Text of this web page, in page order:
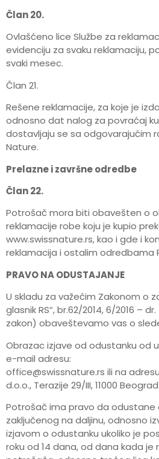
Član 20.
Ovlašćeno lice Službe za
evidenciju za svaku reklamaciju,
svaki mesec.
Član 21.
Rešene reklamacije, za koje je
odnosno dat nalog za povraćaj
dostavljaju se sa odgovarajućim
Nature.
Prelazne i završne odredbe
Član 22.
Potrošač mora biti obavešten o
reklamacije robe koju je kupio
www.swissnature.rs, kao i gde i
reklamacija i ostalim odredbama
PRAVO NA ODUSTAJANJE
U skladu za važećim Zakonom o
glasnik RS“, br.62/2014, 6/2016 –
zakon) obaveštevamo vas o
Obrazac izjave od odustanku od
e-mail adresu:
office@swissnature.rs ili na
d.o.o., Terazije 29/III, 11000 Beograd.
Potrošač ima pravo da odustane
zaključenog na daljinu, odnosno
izjavom o odustanku ukoliko je
roku od 14 dana, od dana kada je